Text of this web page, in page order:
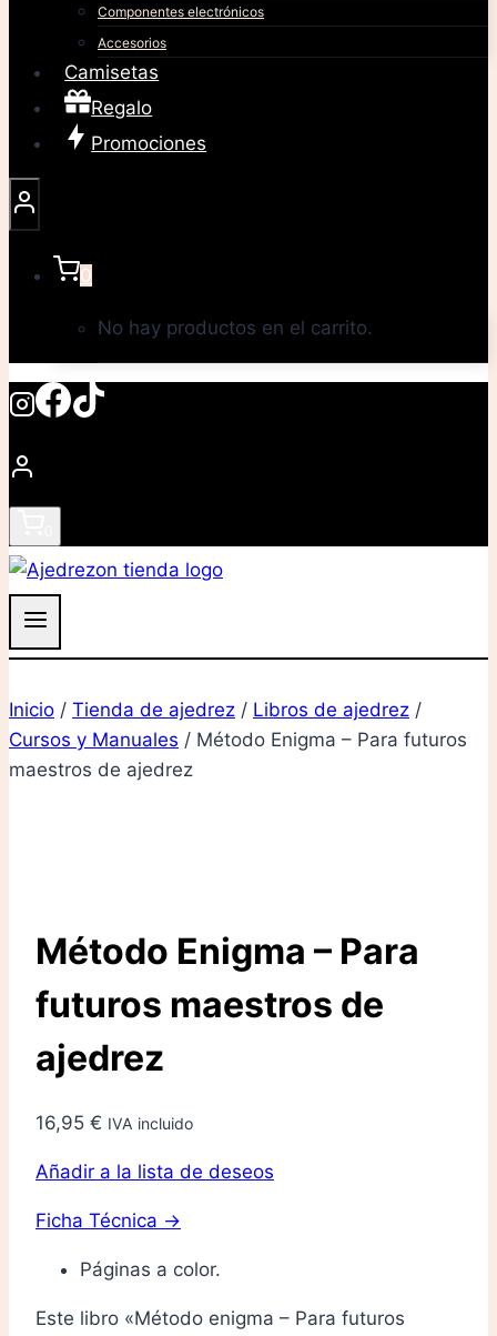
Componentes electrónicos
Accesorios
Camisetas
Regalo
Promociones
0
No hay productos en el carrito.
Inicio / Tienda de ajedrez / Libros de ajedrez /
Cursos y Manuales / Método Enigma – Para futuros
maestros de ajedrez
Método Enigma – Para
futuros maestros de
ajedrez
16,95 € IVA incluido
Añadir a la lista de deseos
Ficha Técnica →
Páginas a color.
Este libro «Método enigma – Para futuros